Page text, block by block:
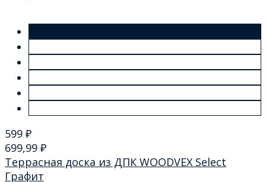
599 ₽
699,99 ₽
Террасная доска из ДПК WOODVEX Select
Графит